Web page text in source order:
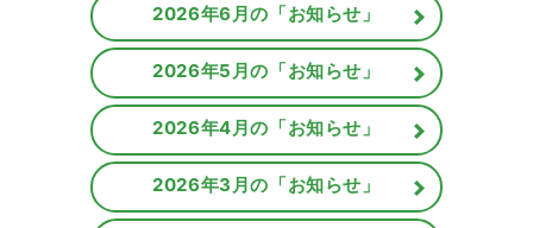
2026年6月の「お知らせ」
2026年5月の「お知らせ」
2026年4月の「お知らせ」
2026年3月の「お知らせ」